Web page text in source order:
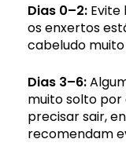
Dias 0–2: Evite
os enxertos
cabeludo muito
Dias 3–6:
muito solto
precisar sair,
recomendam